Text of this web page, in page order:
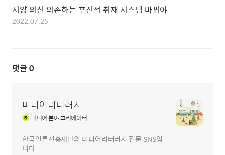
서양 외신 의존하는 후진적 취재 시스템 바꿔야
2022.07.25
댓글 0
미디어리터러시
미디어분야 크리에이터
한국언론진흥재단의 미디어리터러시 전문 SNS입
니다.